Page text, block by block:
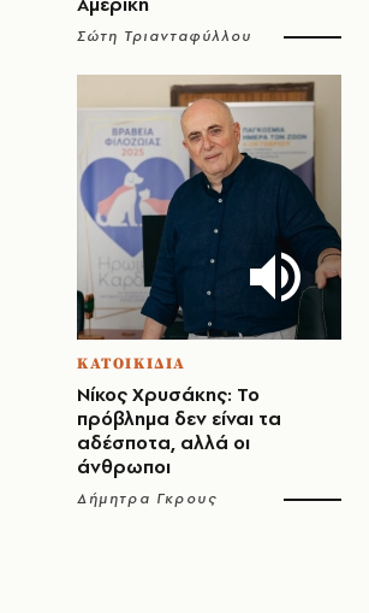
Σώτη Τριανταφύλλου
ΚΑΤΟΙΚΙΔΙΑ
Νίκος Χρυσάκης: Το
πρόβλημα δεν είναι τα
αδέσποτα, αλλά οι
άνθρωποι
Δήμητρα Γκρους